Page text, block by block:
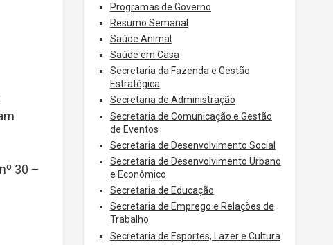
30 –
Programas de Governo
Resumo Semanal
Saúde Animal
Saúde em Casa
Secretaria da Fazenda e Gestão
Estratégica
Secretaria de Administração
Secretaria de Comunicação e Gestão
de Eventos
Secretaria de Desenvolvimento Social
Secretaria de Desenvolvimento Urbano
e Econômico
Secretaria de Educação
Secretaria de Emprego e Relações de
Trabalho
Secretaria de Esportes, Lazer e Cultura